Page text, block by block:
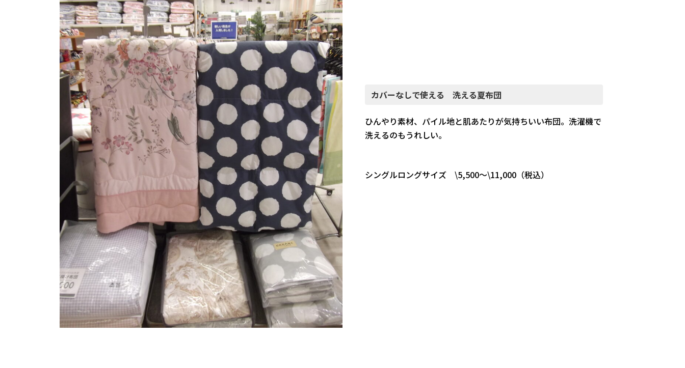
カバーなしで使える 洗える夏布団
ひんやり素材、パイル地と肌あたりが気持ちいい布団。洗濯機で
洗えるのもうれしい。
シングルロングサイズ \5,500～\11,000（税込）